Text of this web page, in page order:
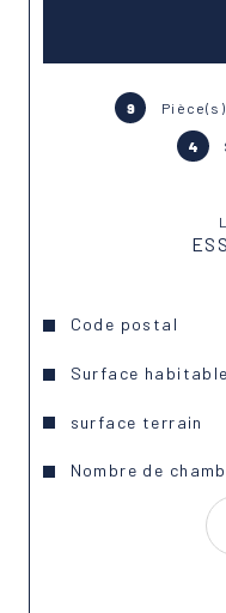
9 Pièce(s)
4
Caractéristiques Valeurs
Code postal
Surface habitable
surface terrain
Nombre de
manucuré
Aucun travaux à
impasse.
Proche des
Par pallier
Estimation des
: entre 2780 € et
Consultez les
Pour toute